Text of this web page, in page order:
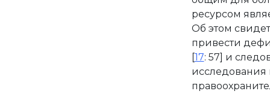
ресурсом
Об этом
привести
17: 57] и
исследования